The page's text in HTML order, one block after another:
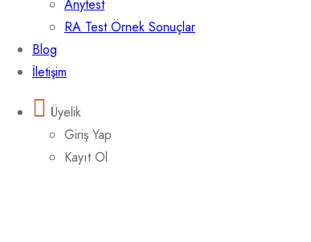
Anytest
RA Test Örnek Sonuçlar
Blog
İletişim
Üyelik
Giriş Yap
Kayıt Ol